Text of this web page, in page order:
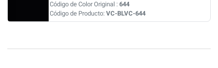
Código de Color Original : 644
Código de Producto: VC-BLVC-644